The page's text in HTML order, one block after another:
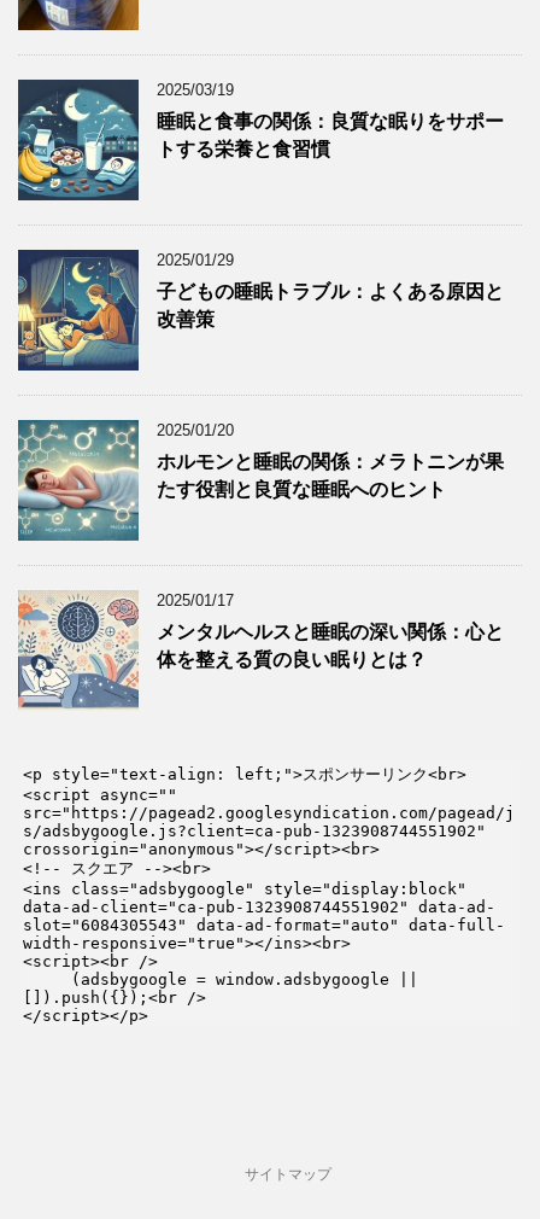
2025/03/19
睡眠と食事の関係：良質な眠りをサポー
トする栄養と食習慣
2025/01/29
子どもの睡眠トラブル：よくある原因と
改善策
2025/01/20
ホルモンと睡眠の関係：メラトニンが果
たす役割と良質な睡眠へのヒント
2025/01/17
メンタルヘルスと睡眠の深い関係：心と
体を整える質の良い眠りとは？
<p style="text-align: left;">スポンサーリンク<br>
<script async=""
src="https://pagead2.googlesyndication.com/pagead/j
s/adsbygoogle.js?client=ca-pub-1323908744551902"
crossorigin="anonymous"></script><br>
<!-- スクエア --><br>
<ins class="adsbygoogle" style="display:block"
data-ad-client="ca-pub-1323908744551902" data-ad-
slot="6084305543" data-ad-format="auto" data-full-
width-responsive="true"></ins><br>
<script><br />
[]).push({});<br />
</script></p>
サイトマップ